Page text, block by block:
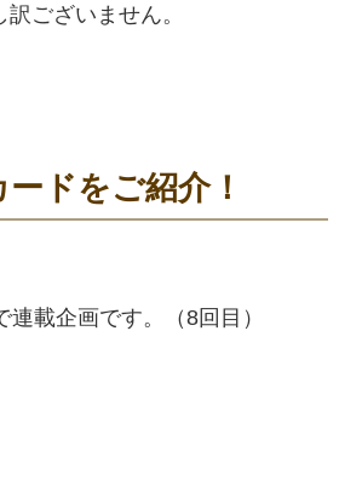
ございません。
ードをご紹介！
載企画です。（8回目）